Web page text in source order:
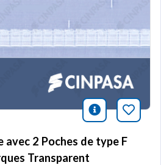
icono
avec 2 Poches de type F
Transparent